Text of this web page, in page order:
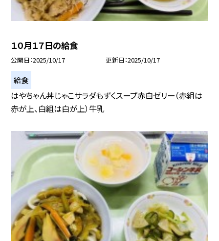
１０月１７日の給食
公開日 2025/10/17 更新日 2025/10/17
給食
はやちゃん丼じゃこサラダもずくスープ赤白ゼリー（赤組は
赤が上、白組は白が上）牛乳